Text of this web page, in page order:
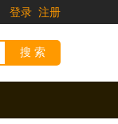
登录 注册